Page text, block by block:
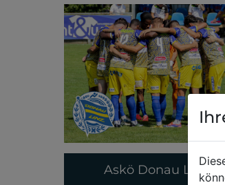
Askö Donau Linz